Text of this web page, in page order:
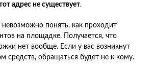
адрес не существует.
понять, как проходит
на площадке. Получается, что
нет вообще. Если у вас возникнут
средств, обращаться будет не к кому.